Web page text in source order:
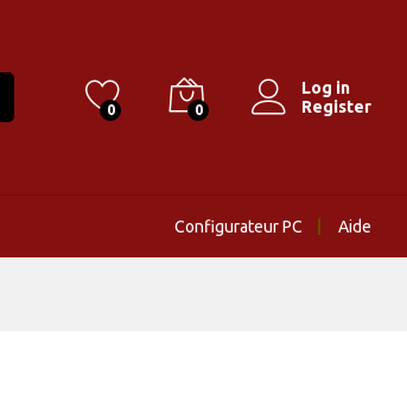
0 0
Log in
Register
Configurateur PC Aide